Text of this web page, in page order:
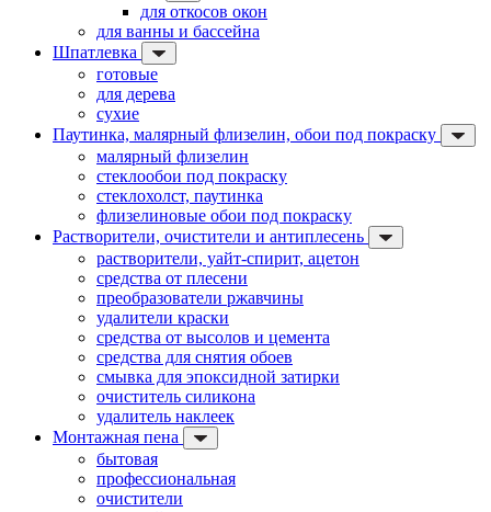
для откосов окон
для ванны и бассейна
Шпатлевка
готовые
для дерева
сухие
Паутинка, малярный флизелин, обои под покраску
малярный флизелин
стеклообои под покраску
стеклохолст, паутинка
флизелиновые обои под покраску
Растворители, очистители и антиплесень
растворители, уайт-спирит, ацетон
средства от плесени
преобразователи ржавчины
удалители краски
средства от высолов и цемента
средства для снятия обоев
смывка для эпоксидной затирки
очиститель силикона
удалитель наклеек
Монтажная пена
бытовая
профессиональная
очистители